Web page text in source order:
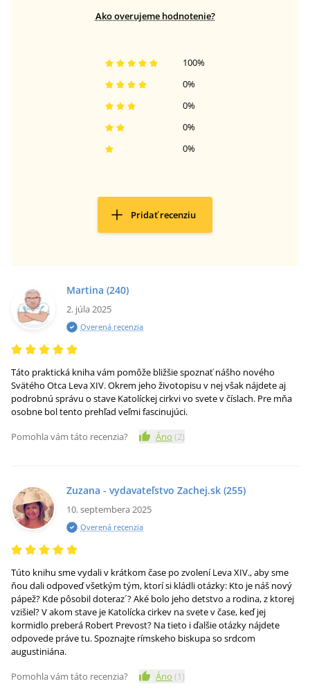
Ako overujeme hodnotenie?
0%
0%
0%
0%
100%
Pridať recenziu
Martina (240)
2. júla 2025
Overená recenzia
Táto praktická kniha vám pomôže bližšie spoznať nášho nového
Svätého Otca Leva XIV. Okrem jeho životopisu v nej však nájdete aj
podrobnú správu o stave Katolíckej cirkvi vo svete v číslach. Pre mňa
osobne bol tento prehľad veľmi fascinujúci.
Pomohla vám táto recenzia?
Áno (2)
Zuzana - vydavateľstvo Zachej.sk (255)
10. septembera 2025
Overená recenzia
Túto knihu sme vydali v krátkom čase po zvolení Leva XIV., aby sme
ňou dali odpoveď všetkým tým, ktorí si kládli otázky: Kto je náš nový
pápež? Kde pôsobil doteraz´? Aké bolo jeho detstvo a rodina, z ktorej
vzišiel? V akom stave je Katolícka cirkev na svete v čase, keď jej
kormidlo preberá Robert Prevost? Na tieto i ďalšie otázky nájdete
odpovede práve tu. Spoznajte rímskeho biskupa so srdcom
augustiniána.
Pomohla vám táto recenzia?
Áno (1)